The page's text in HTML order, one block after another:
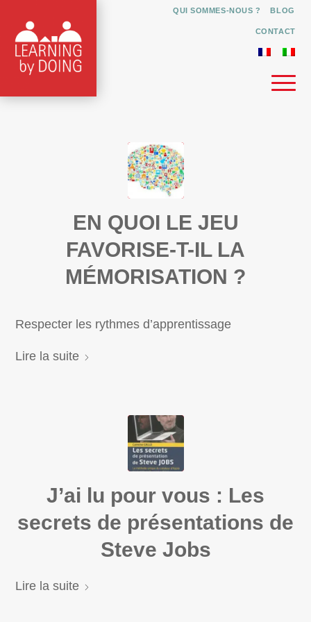
QUI SOMMES-NOUS ? BLOG
CONTACT
EN QUOI LE JEU
FAVORISE-T-IL LA
MÉMORISATION ?
Respecter les rythmes d’apprentissage
Lire la suite
J’ai lu pour vous : Les
secrets de présentations de
Steve Jobs
Lire la suite